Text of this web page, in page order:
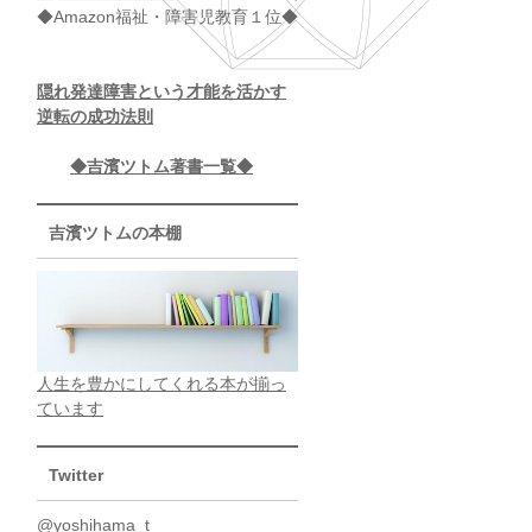
◆Amazon福祉・障害児教育１位◆
隠れ発達障害という才能を活かす
逆転の成功法則
◆吉濱ツトム著書一覧◆
吉濱ツトムの本棚
人生を豊かにしてくれる本が揃っ
ています
Twitter
@yoshihama_t